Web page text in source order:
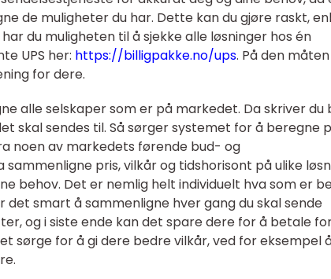
de muligheter du har. Dette kan du gjøre raskt,
du muligheten til å sjekke alle løsninger hos én
UPS her: https://billigpakke.no/ups. På den
for dere.
alle selskaper som er på markedet. Da skriver du
skal sendes til. Så sørger systemet for å beregne
noen av markedets førende bud- og
sammenligne pris, vilkår og tidshorisont på ulike
behov. Det er nemlig helt individuelt hva som er
smart å sammenligne hver gang du skal sende
og i siste ende kan det spare dere for å betale
sørge for å gi dere bedre vilkår, ved for eksempel